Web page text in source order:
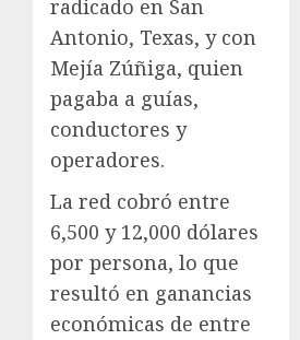
radicado en San
Antonio, Texas, y con
Mejía Zúñiga, quien
pagaba a guías,
conductores y
operadores.
La red cobró entre
6,500 y 12,000 dólares
por persona, lo que
resultó en ganancias
económicas de entre